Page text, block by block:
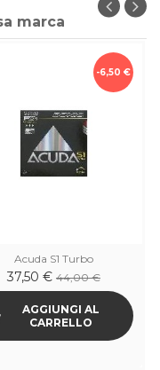
marca
-6,50 €
Acuda S1 Turbo
37,50 € 44,00 €
AGGIUNGI AL
CARRELLO